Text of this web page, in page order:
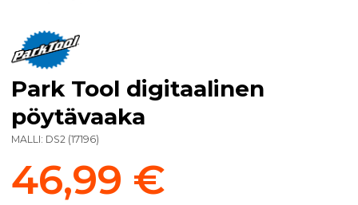
Park Tool digitaalinen
pöytävaaka
MALLI: DS2 (17196)
46,99 €